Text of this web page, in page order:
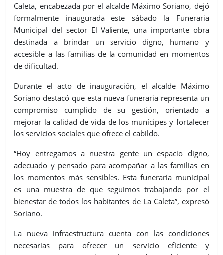
Caleta, encabezada por el alcalde Máximo Soriano, dejó
formalmente inaugurada este sábado la Funeraria
Municipal del sector El Valiente, una importante obra
destinada a brindar un servicio digno, humano y
accesible a las familias de la comunidad en momentos
de dificultad.
Durante el acto de inauguración, el alcalde Máximo
Soriano destacó que esta nueva funeraria representa un
compromiso cumplido de su gestión, orientado a
mejorar la calidad de vida de los munícipes y fortalecer
los servicios sociales que ofrece el cabildo.
“Hoy entregamos a nuestra gente un espacio digno,
adecuado y pensado para acompañar a las familias en
los momentos más sensibles. Esta funeraria municipal
es una muestra de que seguimos trabajando por el
bienestar de todos los habitantes de La Caleta”, expresó
Soriano.
La nueva infraestructura cuenta con las condiciones
necesarias para ofrecer un servicio eficiente y